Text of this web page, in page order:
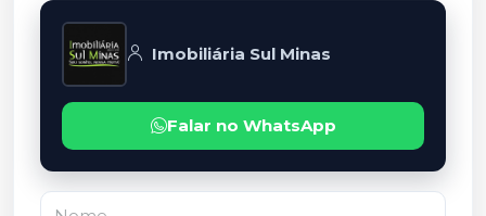
Imobiliária Sul Minas
Falar no WhatsApp